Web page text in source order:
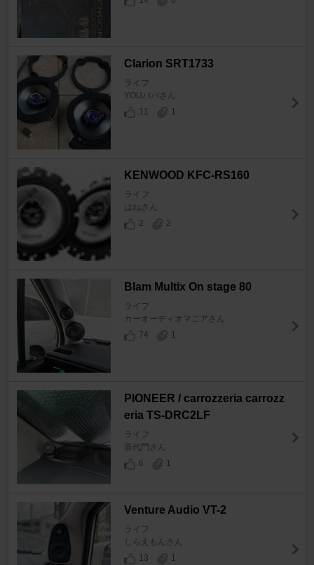
Clarion SRT1733
ライフ
YOUパパさん
11
1
KENWOOD KFC-RS160
ライフ
はねさん
2
2
Blam Multix On stage 80
ライフ
カーオーディオマニアさん
74
1
PIONEER / carrozzeria carrozz
eria TS-DRC2LF
ライフ
喜代門さん
6
1
Venture Audio VT-2
ライフ
しらえもんさん
13
1